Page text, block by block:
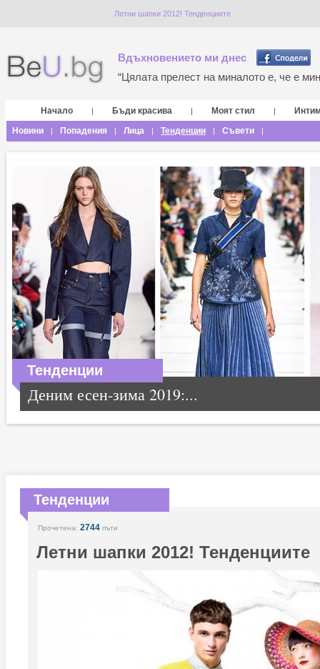
Летни шапки 2012! Тенденциите
Вдъхновението ми днес
“Цялата прелест на миналото е, че е
Начало | Бъди красива | Моят стил |
Новини
| Попадения | Лица | Тенденции | Съвети |
Тенденции
Деним есен-зима 2019:...
Тенденции
Прочетена: 2744 пъти
Летни шапки 2012! Тенденциите